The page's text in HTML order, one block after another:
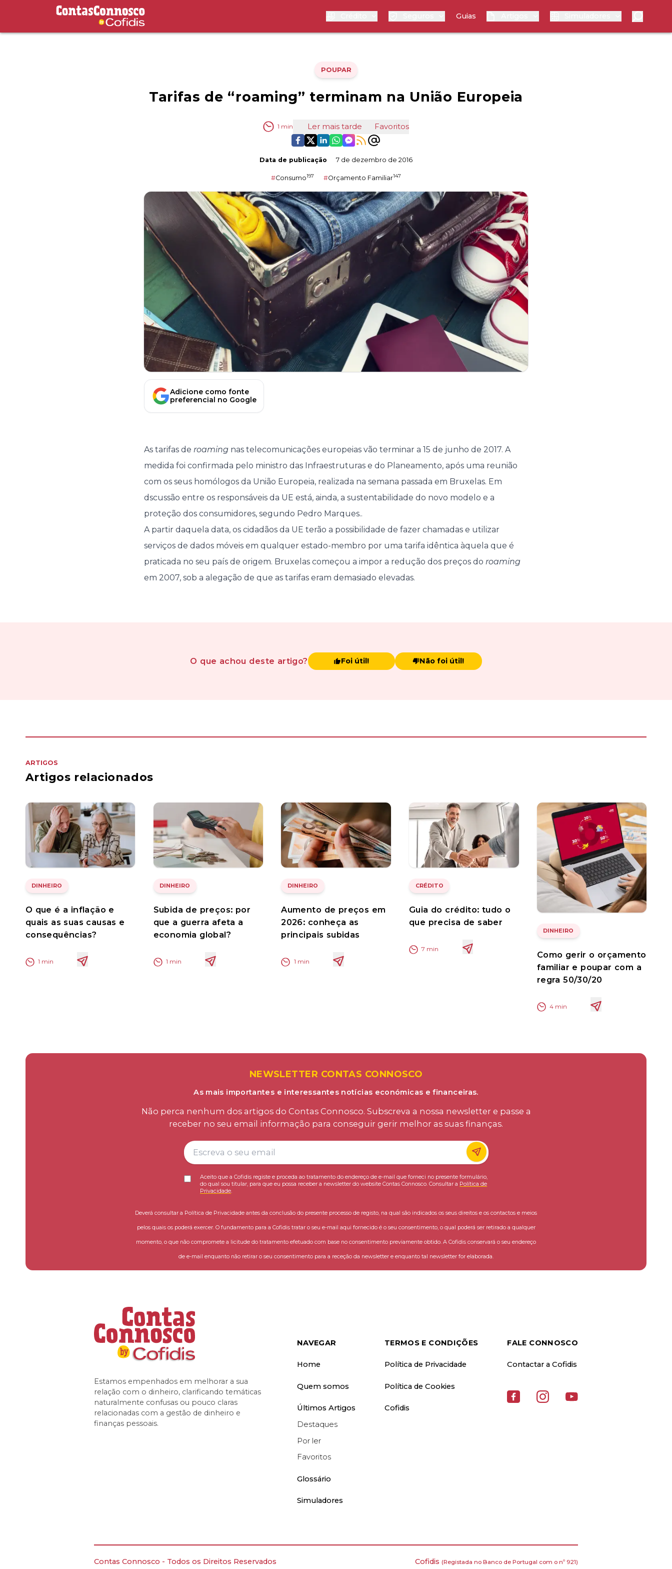
Contas Connosco by Cofidis Guias
POUPAR
Tarifas de “roaming” terminam na União Europeia
1 min Ler mais tarde Favoritos
Data de publicação 7 de dezembro de 2016
#Consumo197 #Orçamento Familiar147
Adicione como fonte
preferencial no Google
As tarifas de roaming nas telecomunicações europeias vão terminar a 15 de junho de 2017. A
medida foi confirmada pelo ministro das Infraestruturas e do Planeamento, após uma reunião
com os seus homólogos da União Europeia, realizada na semana passada em Bruxelas. Em
dscussão entre os responsáveis da UE está, ainda, a sustentabilidade do novo modelo e a
proteção dos consumidores, segundo Pedro Marques..
A partir daquela data, os cidadãos da UE terão a possibilidade de fazer chamadas e utilizar
serviços de dados móveis em qualquer estado-membro por uma tarifa idêntica àquela que é
praticada no seu país de origem. Bruxelas começou a impor a redução dos preços do roaming
em 2007, sob a alegação de que as tarifas eram demasiado elevadas.
O que achou deste artigo? Foi útil! Não foi útil!
ARTIGOS
Artigos relacionados
DINHEIRO
O que é a inflação e
quais as suas causas e
consequências?
1 min
DINHEIRO
Subida de preços: por
que a guerra afeta a
economia global?
1 min
DINHEIRO
Aumento de preços em
2026: conheça as
principais subidas
1 min
CRÉDITO
Guia do crédito: tudo o
que precisa de saber
7 min
DINHEIRO
Como gerir o orçamento
familiar e poupar com a
regra 50/30/20
4 min
NEWSLETTER CONTAS CONNOSCO
As mais importantes e interessantes notícias económicas e financeiras.
Não perca nenhum dos artigos do Contas Connosco. Subscreva a nossa newsletter e passe a
receber no seu email informação para conseguir gerir melhor as suas finanças.
Aceito que a Cofidis registe e proceda ao tratamento do endereço de e-mail que forneci no presente formulário,
do qual sou titular, para que eu possa receber a newsletter do website Contas Connosco. Consultar a Política de
Privacidade.
Deverá consultar a Política de Privacidade antes da conclusão do presente processo de registo, na qual são indicados os seus direitos e os contactos e meios
pelos quais os poderá exercer. O fundamento para a Cofidis tratar o seu e-mail aqui fornecido é o seu consentimento, o qual poderá ser retirado a qualquer
momento, o que não compromete a licitude do tratamento efetuado com base no consentimento previamente obtido. A Cofidis conservará o seu endereço
de e-mail enquanto não retirar o seu consentimento para a receção da newsletter e enquanto tal newsletter for elaborada.
Estamos empenhados em melhorar a sua
relação com o dinheiro, clarificando temáticas
naturalmente confusas ou pouco claras
relacionadas com a gestão de dinheiro e
finanças pessoais.
NAVEGAR
Home
Quem somos
Últimos Artigos
Destaques
Por ler
Favoritos
Glossário
Simuladores
TERMOS E CONDIÇÕES
Política de Privacidade
Política de Cookies
Cofidis
FALE CONNOSCO
Contactar a Cofidis
Contas Connosco - Todos os Direitos Reservados Cofidis(Registada no Banco de Portugal com o nº 921)